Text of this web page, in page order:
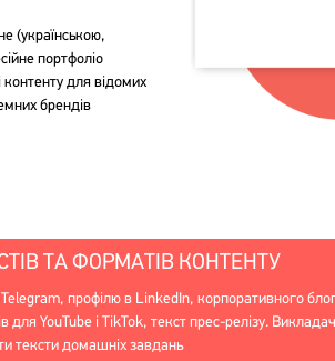
(українською,
портфоліо
контенту для відомих
брендів
ТА ФОРМАТІВ КОНТЕНТУ
профілю в LinkedIn, корпоративного
YouTube і TikTok, текст прес-релізу.
тексти домашніх завдань